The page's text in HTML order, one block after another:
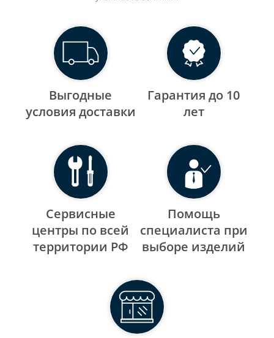
Выгодные
уcловия доставки
Гарантия до 10
лет
Сервисные
центры по всей
территории РФ
Помощь
специалиста при
выборе изделий